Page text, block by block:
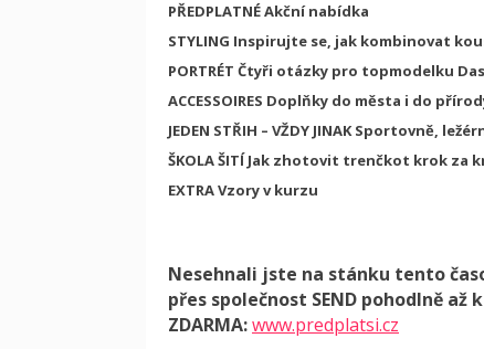
PŘEDPLATNÉAkční nabídka
STYLING Inspirujte se, jak kombinovat
PORTRÉT Čtyři otázky pro topmodelku
ACCESSOIRES Doplňky do města i do
JEDEN STŘIH – VŽDY JINAKSportovně,
ŠKOLA ŠITÍJak zhotovit trenčkot krok za
EXTRAVzory v kurzu
Nesehnali jste na stánku tento
přes společnost SEND pohodlně
ZDARMA:www.predplatsi.cz